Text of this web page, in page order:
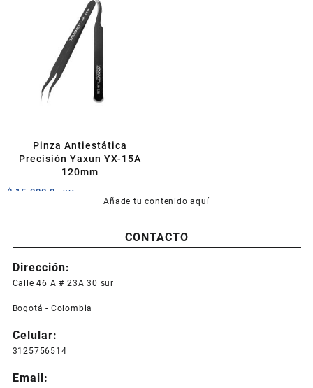
Pinza Antiestática
Precisión Yaxun YX-15A
120mm
$ 15.000,0 +IVA
Añade tu contenido aquí
CONTACTO
Dirección:
Calle 46 A # 23A 30 sur
Bogotá - Colombia
Celular:
3125756514
Email: